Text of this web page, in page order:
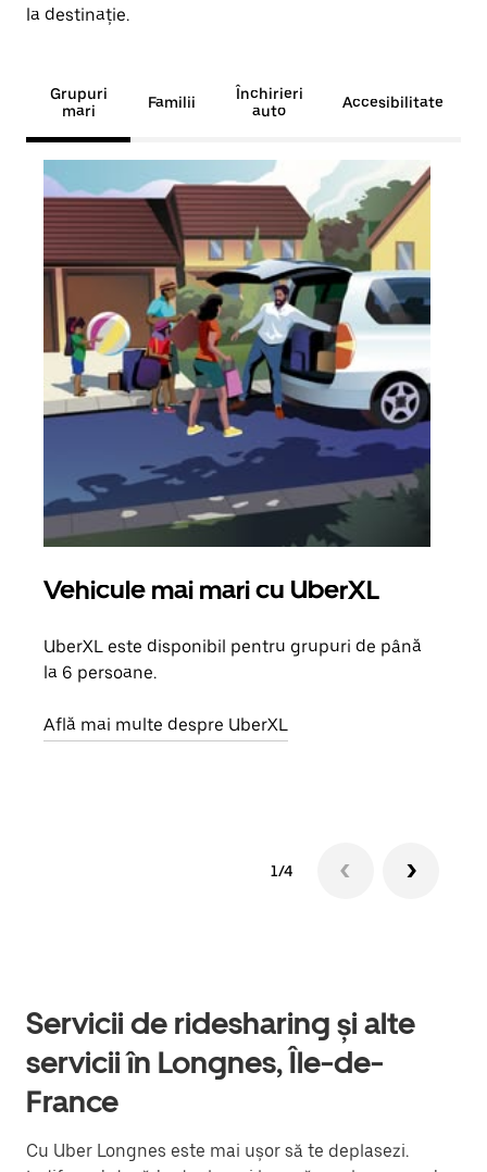
la destinație.
Grupuri
mari
Familii
Închirieri
auto
Accesibilitate
Vehicule mai mari cu UberXL
UberXL este disponibil pentru grupuri de până
la 6 persoane.
Află mai multe despre UberXL
1/4
Servicii de ridesharing și alte
servicii în Longnes, Île-de-
France
Cu Uber Longnes este mai ușor să te deplasezi.